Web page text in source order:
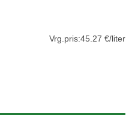
Vrg.pris:45.27 €/liter